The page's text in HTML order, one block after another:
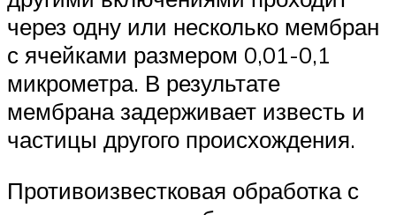
через одну или несколько мембран
с ячейками размером 0,01-0,1
микрометра. В результате
мембрана задерживает известь и
частицы другого происхождения.
Противоизвестковая обработка с